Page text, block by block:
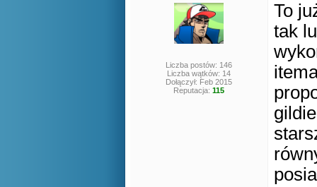
Liczba postów: 146
Liczba wątków: 14
Dołączył: Feb 2015
Reputacja: 115
To
tak